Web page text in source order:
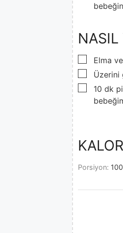
NASIL
▢
Elma
▢
Üzerini
▢
10 dk
Porsiyon: 100